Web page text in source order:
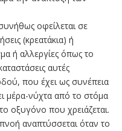
οφείλεται σε
(κρεατάκια) ή
ή αλλεργίες όπως το
αυτές
που έχει ως συνέπεια
μέρα-νύχτα από το στόμα
οξυγόνο που χρειάζεται.
αναπτύσσεται όταν το